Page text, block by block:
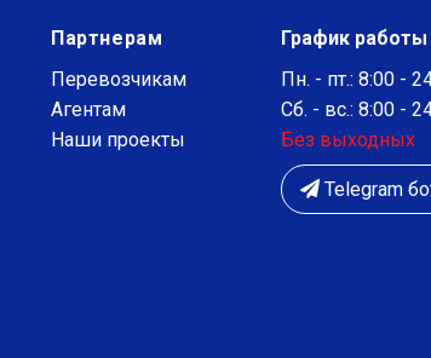
Партнерам
Перевозчикам
Агентам
Наши проекты
График работы
Пн. - пт.: 8:00 -
Сб. - вс.: 8:00 -
Без выходных
Telegram